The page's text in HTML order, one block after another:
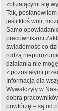
zbliżającymi się
Tak,
jeśli ktoś woli,
Samo
pracownikami
świadomość co
rodzą
działania nie
z pozostałymi
Informacja dla
Wywalczyły w
dobra
powtórzę – są od